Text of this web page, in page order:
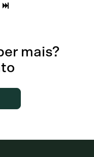
mais?